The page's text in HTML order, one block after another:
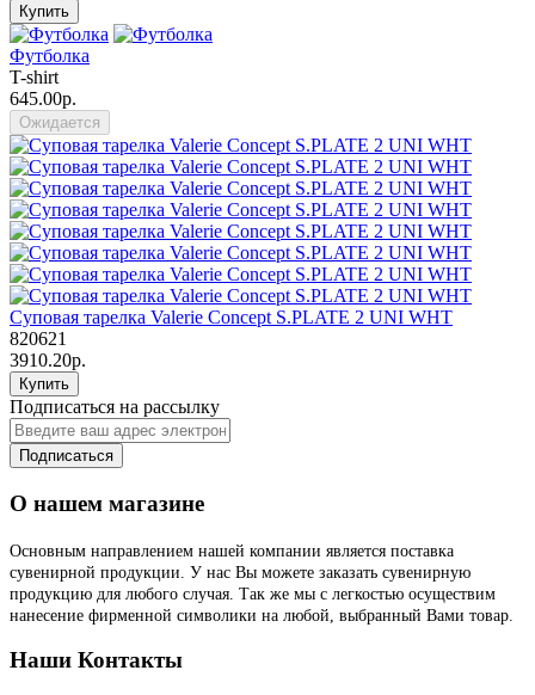
Купить
Футболка
T-shirt
645.00р.
Ожидается
Суповая тарелка Valerie Concept S.PLATE 2 UNI WHT
820621
3910.20р.
Купить
Подписаться на рассылку
Подписаться
О нашем магазине
Основным направлением нашей компании является поставка
сувенирной продукции. У нас Вы можете заказать сувенирную
продукцию для любого случая. Так же мы с легкостью осуществим
нанесение фирменной символики на любой, выбранный Вами товар.
Наши Контакты